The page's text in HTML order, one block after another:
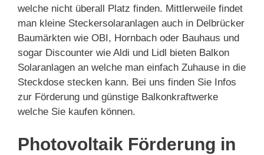
welche nicht überall Platz finden. Mittlerweile findet
man kleine Steckersolaranlagen auch in Delbrücker
Baumärkten wie OBI, Hornbach oder Bauhaus und
sogar Discounter wie Aldi und Lidl bieten Balkon
Solaranlagen an welche man einfach Zuhause in die
Steckdose stecken kann. Bei uns finden Sie Infos
zur Förderung und günstige Balkonkraftwerke
welche Sie kaufen können.
Photovoltaik Förderung in